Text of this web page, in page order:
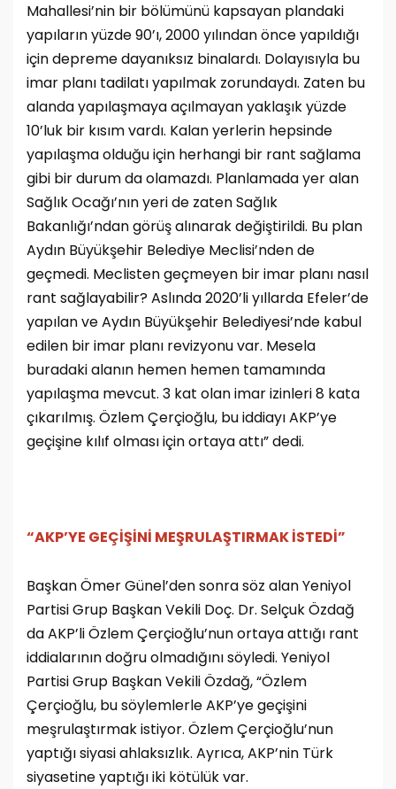
Mahallesi’nin bir bölümünü kapsayan plandaki
yapıların yüzde 90’ı, 2000 yılından önce yapıldığı
için depreme dayanıksız binalardı. Dolayısıyla bu
imar planı tadilatı yapılmak zorundaydı. Zaten bu
alanda yapılaşmaya açılmayan yaklaşık yüzde
10’luk bir kısım vardı. Kalan yerlerin hepsinde
yapılaşma olduğu için herhangi bir rant sağlama
gibi bir durum da olamazdı. Planlamada yer alan
Sağlık Ocağı’nın yeri de zaten Sağlık
Bakanlığı’ndan görüş alınarak değiştirildi. Bu plan
Aydın Büyükşehir Belediye Meclisi’nden de
geçmedi. Meclisten geçmeyen bir imar planı nasıl
rant sağlayabilir? Aslında 2020’li yıllarda Efeler’de
yapılan ve Aydın Büyükşehir Belediyesi’nde kabul
edilen bir imar planı revizyonu var. Mesela
buradaki alanın hemen hemen tamamında
yapılaşma mevcut. 3 kat olan imar izinleri 8 kata
çıkarılmış. Özlem Çerçioğlu, bu iddiayı AKP’ye
geçişine kılıf olması için ortaya attı” dedi.
“AKP’YE GEÇİŞİNİ MEŞRULAŞTIRMAK İSTEDİ”
Başkan Ömer Günel’den sonra söz alan Yeniyol
Partisi Grup Başkan Vekili Doç. Dr. Selçuk Özdağ
da AKP’li Özlem Çerçioğlu’nun ortaya attığı rant
iddialarının doğru olmadığını söyledi. Yeniyol
Partisi Grup Başkan Vekili Özdağ, “Özlem
Çerçioğlu, bu söylemlerle AKP’ye geçişini
meşrulaştırmak istiyor. Özlem Çerçioğlu’nun
yaptığı siyasi ahlaksızlık. Ayrıca, AKP’nin Türk
siyasetine yaptığı iki kötülük var.